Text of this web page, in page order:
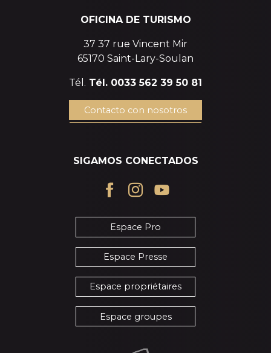
OFICINA DE TURISMO
37 37 rue Vincent Mir
65170 Saint-Lary-Soulan
Tél. Tél. 0033 562 39 50 81
Contacto con nosotros
SIGAMOS CONECTADOS
Espace Pro
Espace Presse
Espace propriétaires
Espace groupes